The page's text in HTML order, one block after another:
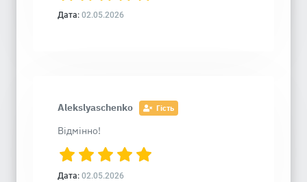
Дата: 02.05.2026
Alekslyaschenko Гість
Відмінно!
Дата: 02.05.2026